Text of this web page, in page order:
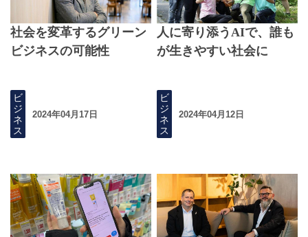
社会を変革するグリーン
ビジネスの可能性
ビ
ジ
ネ
ス
2024年04月17日
人に寄り添うAIで、誰も
が生きやすい社会に
ビ
ジ
ネ
ス
2024年04月12日